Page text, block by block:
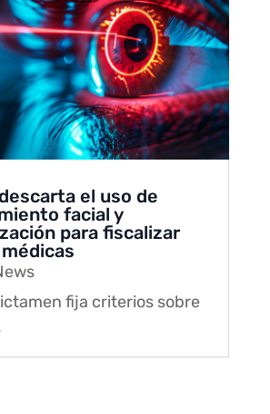
el uso de
facial y
para fiscalizar
fija criterios sobre